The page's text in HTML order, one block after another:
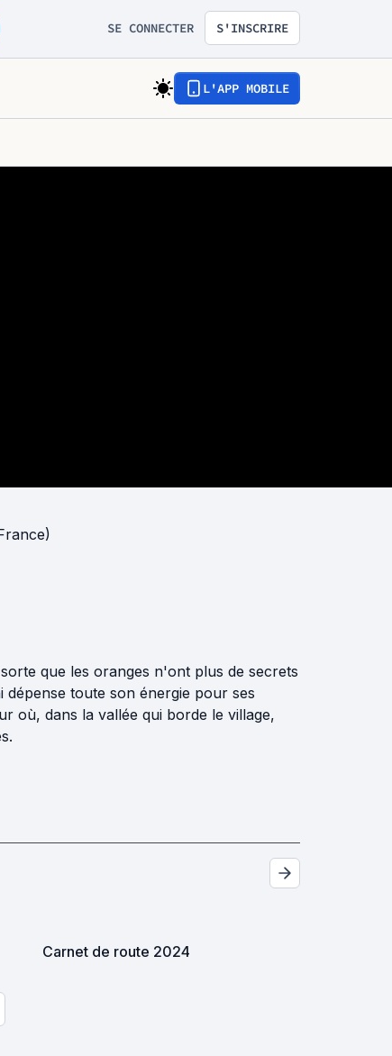
SE CONNECTER S'INSCRIRE
L'APP MOBILE
que les oranges n'ont plus de secrets
toute son énergie pour ses
où, dans la vallée qui borde le village,
Carnet de route 2024